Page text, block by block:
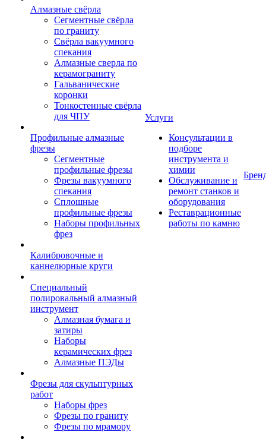
Алмазные свёрла
Сегментные свёрла
по граниту
Свёрла вакуумного
спекания
Алмазные сверла по
керамограниту
Гальванические
коронки
Тонкостенные свёрла
для ЧПУ
Профильные алмазные
фрезы
Сегментные
профильные фрезы
Фрезы вакуумного
спекания
Сплошные
профильные фрезы
Наборы профильных
фрез
Калибровочные и
каннелюрные круги
Специальный
полировальный алмазный
инструмент
Алмазная бумага и
затиры
Наборы
керамических фрез
Алмазные ПЭДы
Фрезы для скульптурных
работ
Наборы фрез
Фрезы по граниту
Фрезы по мрамору
Услуги
Консультации в
подборе
инструмента и
химии
Обслуживание и
ремонт станков и
оборудования
Реставрационные
работы по камню